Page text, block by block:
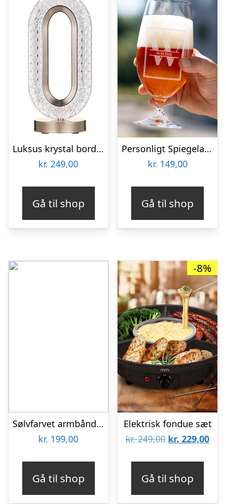
Luksus krystal bordlampe
kr. 249,00
Gå til shop
Personligt Spiegelau Ølglas med Gravering – Bogstav & Navn
kr. 149,00
Gå til shop
Sølvfarvet armbåndsur
kr. 199,00
Gå til shop
-8%
Elektrisk fondue sæt
kr.249,00 Den
kr. 229,00Den
Gå til shop